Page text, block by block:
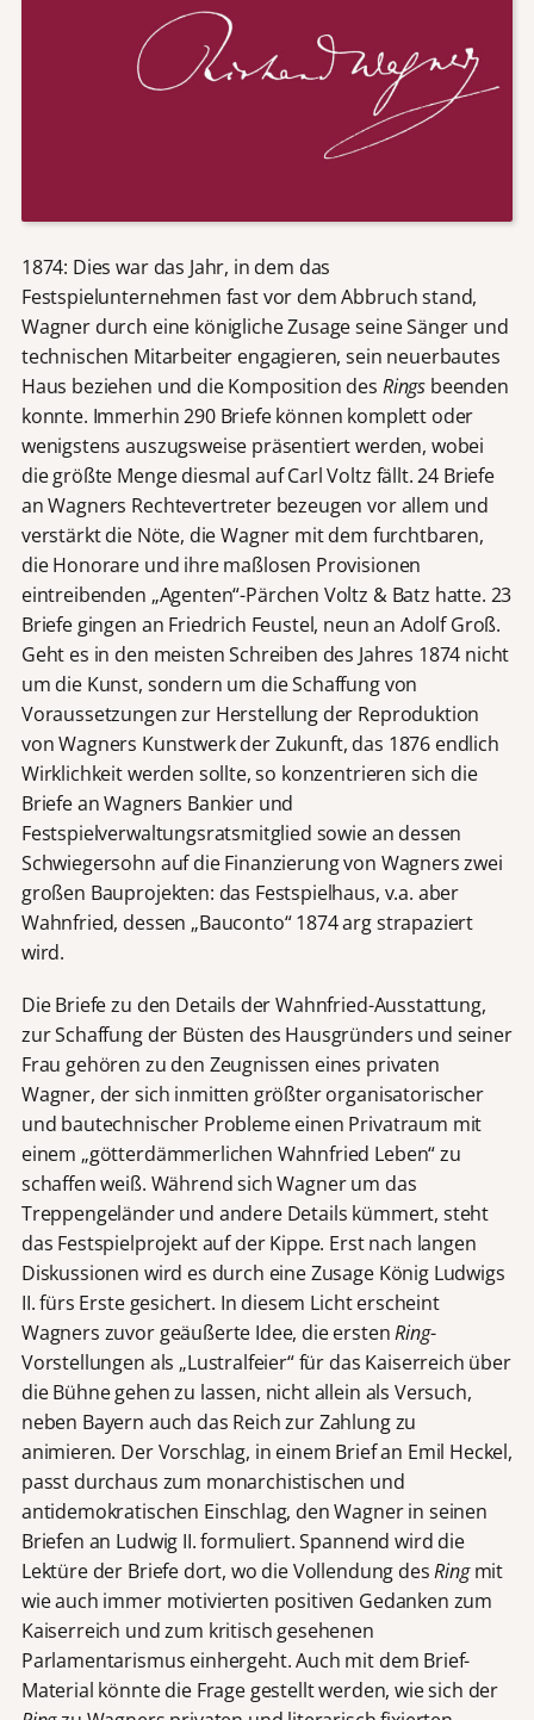
1874: Dies war das Jahr, in dem das
Festspielunternehmen fast vor dem Abbruch stand,
Wagner durch eine königliche Zusage seine Sänger und
technischen Mitarbeiter engagieren, sein neuerbautes
Haus beziehen und die Komposition des Rings beenden
konnte. Immerhin 290 Briefe können komplett oder
wenigstens auszugsweise präsentiert werden, wobei
die größte Menge diesmal auf Carl Voltz fällt. 24 Briefe
an Wagners Rechtevertreter bezeugen vor allem und
verstärkt die Nöte, die Wagner mit dem furchtbaren,
die Honorare und ihre maßlosen Provisionen
eintreibenden „Agenten“-Pärchen Voltz & Batz hatte. 23
Briefe gingen an Friedrich Feustel, neun an Adolf Groß.
Geht es in den meisten Schreiben des Jahres 1874 nicht
um die Kunst, sondern um die Schaffung von
Voraussetzungen zur Herstellung der Reproduktion
von Wagners Kunstwerk der Zukunft, das 1876 endlich
Wirklichkeit werden sollte, so konzentrieren sich die
Briefe an Wagners Bankier und
Festspielverwaltungsratsmitglied sowie an dessen
Schwiegersohn auf die Finanzierung von Wagners zwei
großen Bauprojekten: das Festspielhaus, v.a. aber
Wahnfried, dessen „Bauconto“ 1874 arg strapaziert
wird.
Die Briefe zu den Details der Wahnfried-Ausstattung,
zur Schaffung der Büsten des Hausgründers und seiner
Frau gehören zu den Zeugnissen eines privaten
Wagner, der sich inmitten größter organisatorischer
und bautechnischer Probleme einen Privatraum mit
einem „götterdämmerlichen Wahnfried Leben“ zu
schaffen weiß. Während sich Wagner um das
Treppengeländer und andere Details kümmert, steht
das Festspielprojekt auf der Kippe. Erst nach langen
Diskussionen wird es durch eine Zusage König Ludwigs
II. fürs Erste gesichert. In diesem Licht erscheint
Wagners zuvor geäußerte Idee, die erstenRing-
Vorstellungen als „Lustralfeier“ für das Kaiserreich über
die Bühne gehen zu lassen, nicht allein als Versuch,
neben Bayern auch das Reich zur Zahlung zu
animieren. Der Vorschlag, in einem Brief an Emil Heckel,
passt durchaus zum monarchistischen und
antidemokratischen Einschlag, den Wagner in seinen
Briefen an Ludwig II. formuliert. Spannend wird die
Lektüre der Briefe dort, wo die Vollendung desRingmit
wie auch immer motivierten positiven Gedanken zum
Kaiserreich und zum kritisch gesehenen
Parlamentarismus einhergeht. Auch mit dem Brief-
Material könnte die Frage gestellt werden, wie sich der